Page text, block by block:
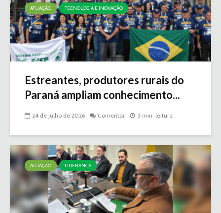
ATUAÇÃO TECNOLOGIA E INOVAÇÃO
Estreantes, produtores rurais do
Paraná ampliam conhecimento...
24 de julho de 2026 Comentar 3 min. leitura
ATUAÇÃO LIDERANÇA